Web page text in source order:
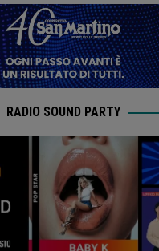
RADIO SOUND PARTY